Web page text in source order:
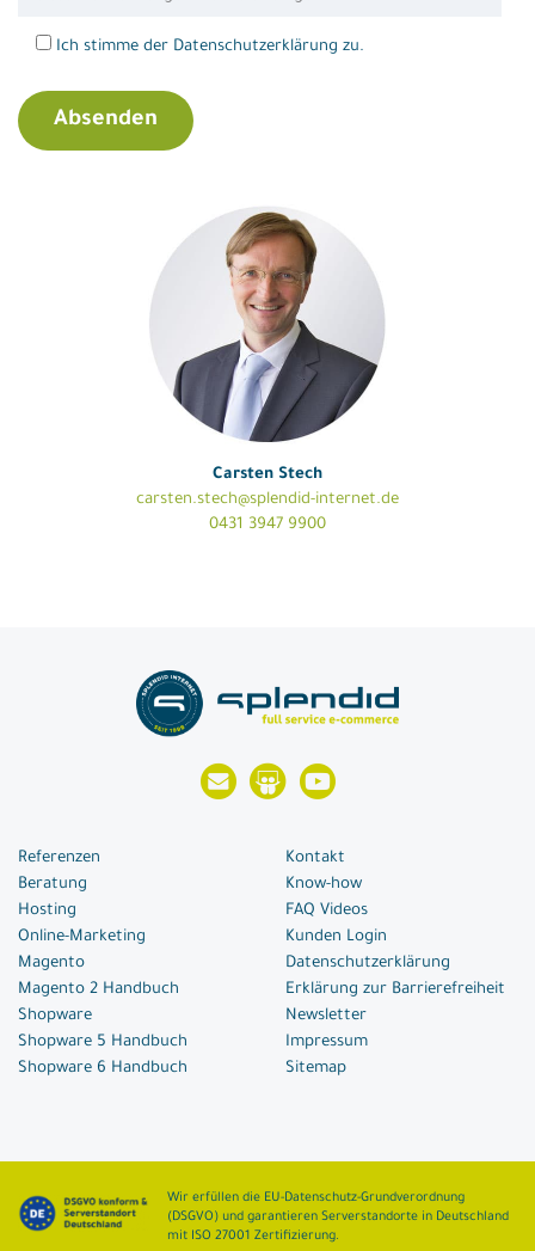
Ich stimme der Datenschutzerklärung zu.
Carsten Stech
carsten.stech@splendid-internet.de
0431 3947 9900
Referenzen
Beratung
Hosting
Online-Marketing
Magento
Magento 2 Handbuch
Shopware
Shopware 5 Handbuch
Shopware 6 Handbuch
Kontakt
Know-how
FAQ Videos
Kunden Login
Datenschutzerklärung
Erklärung zur Barrierefreiheit
Newsletter
Impressum
Sitemap
Wir erfüllen die EU-Datenschutz-Grundverordnung
(DSGVO) und garantieren Serverstandorte in Deutschland
mit ISO 27001 Zertifizierung.